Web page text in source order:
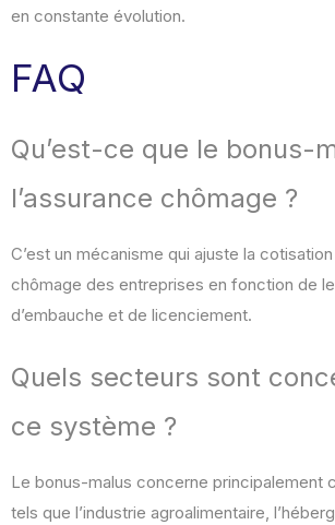
en constante évolution.
FAQ
Qu’est-ce que le bonus-
l’assurance chômage ?
C’est un mécanisme qui ajuste la cotisation
chômage des entreprises en fonction de
d’embauche et de licenciement.
Quels secteurs sont
ce système ?
Le bonus-malus concerne principalement
tels que l’industrie agroalimentaire,